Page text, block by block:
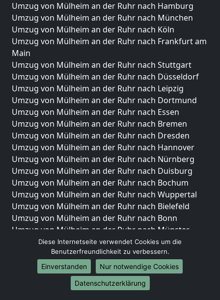
Umzug von Mülheim an der Ruhr nach Hamburg
Umzug von Mülheim an der Ruhr nach München
Umzug von Mülheim an der Ruhr nach Köln
Umzug von Mülheim an der Ruhr nach Frankfurt am
Main
Umzug von Mülheim an der Ruhr nach Stuttgart
Umzug von Mülheim an der Ruhr nach Düsseldorf
Umzug von Mülheim an der Ruhr nach Leipzig
Umzug von Mülheim an der Ruhr nach Dortmund
Umzug von Mülheim an der Ruhr nach Essen
Umzug von Mülheim an der Ruhr nach Bremen
Umzug von Mülheim an der Ruhr nach Dresden
Umzug von Mülheim an der Ruhr nach Hannover
Umzug von Mülheim an der Ruhr nach Nürnberg
Umzug von Mülheim an der Ruhr nach Duisburg
Umzug von Mülheim an der Ruhr nach Bochum
Umzug von Mülheim an der Ruhr nach Wuppertal
Umzug von Mülheim an der Ruhr nach Bielefeld
Umzug von Mülheim an der Ruhr nach Bonn
Umzug von Mülheim an der Ruhr nach Münster
Internationale-Umzüge
Umzug von Mülheim an der Ruhr nach Brasilien
Umzug von Mülheim an der Ruhr nach Brunei
Diese Internetseite verwendet Cookies um die
Benutzerfreundlichkeit zu verbessern.
Einverstanden
Nur notwendige Cookies
Datenschutzerklärung